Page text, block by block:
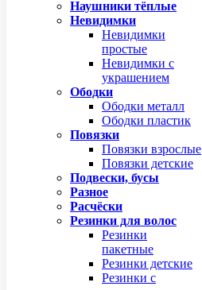
Наушники тёплые
Невидимки
Невидимки
простые
Невидимки с
украшением
Ободки
Ободки металл
Ободки пластик
Повязки
Повязки взрослые
Повязки детские
Подвески, бусы
Разное
Расчёски
Резинки для волос
Резинки
пакетные
Резинки детские
Резинки с